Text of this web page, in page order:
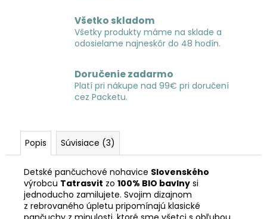
Všetko skladom
Všetky produkty máme na sklade a
odosielame najneskôr do 48 hodín.
Doručenie zadarmo
Platí pri nákupe nad 99€ pri doručení
cez Packetu.
Popis Súvisiace (3)
Detské pančuchové nohavice Slovenského
výrobcu Tatrasvit zo 100% BIO bavlny si
jednoducho zamilujete. Svojim dizajnom
z rebrovaného úpletu pripomínajú klasické